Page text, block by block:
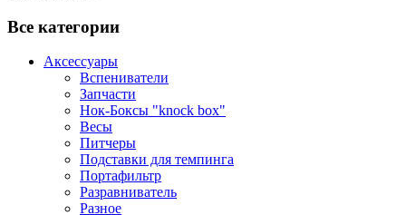
Все категории
Аксессуары
Вспениватели
Запчасти
Нок-Боксы "knock box"
Весы
Питчеры
Подставки для темпинга
Портафильтр
Разравниватель
Разное